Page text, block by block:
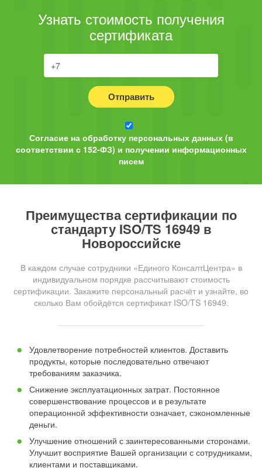
Узнать стоимость получения
сертификата
Отправить
Согласие на обработку персональных данных (в
соответствии с 152-ФЗ) и получении информационных
писем
Преимущества сертификации по
стандарту ISO/TS 16949 в
Новороссийске
В каждом случае сотрудники «Единого КонсалтЦентра» в
индивидуальном порядке рассчитывают стоимость
сертификации. Закажите персональный расчёт и узнайте, во
сколько Вам обойдётся сертификат ISO/TS 16949.
Удовлетворение потребностей клиентов. Доставить
продукты, которые последовательно отвечают
требованиям заказчика.
Снижение эксплуатационных затрат. Постоянное
совершенствование процессов и в результате
операционной эффективности означает, сэкономленные
деньги.
Улучшение отношений с заинтересованными сторонами.
Улучшит восприятие Вашей организации с сотрудниками,
клиентами и поставщиками.